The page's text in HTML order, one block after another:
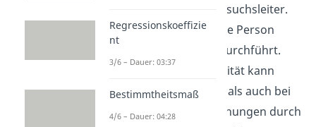
Untersuchung vom Versuchsleiter.
Mit Versuchsleiter ist die Person
gemeint, die den Test durchführt.
Durchführungsobjektivität kann
sowohl bei qualitativen als auch bei
quantitativen Untersuchungen durch
Regressionskoeffizie
nt
3/6 – Dauer: 03:37
Bestimmtheitsmaß
4/6 – Dauer: 04:28